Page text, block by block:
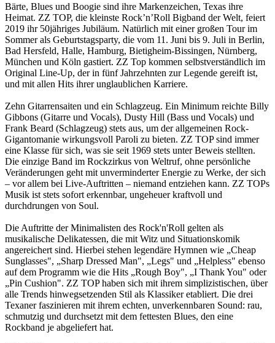
Bärte, Blues und Boogie sind ihre Markenzeichen, Texas ihre
Heimat. ZZ TOP, die kleinste Rock’n’Roll Bigband der Welt, feiert
2019 ihr 50jähriges Jubiläum. Natürlich mit einer großen Tour im
Sommer als Geburtstagsparty, die vom 11. Juni bis 9. Juli in Berlin,
Bad Hersfeld, Halle, Hamburg, Bietigheim-Bissingen, Nürnberg,
München und Köln gastiert. ZZ Top kommen selbstverständlich im
Original Line-Up, der in fünf Jahrzehnten zur Legende gereift ist,
und mit allen Hits ihrer unglaublichen Karriere.
Zehn Gitarrensaiten und ein Schlagzeug. Ein Minimum reichte Billy
Gibbons (Gitarre und Vocals), Dusty Hill (Bass und Vocals) und
Frank Beard (Schlagzeug) stets aus, um der allgemeinen Rock-
Gigantomanie wirkungsvoll Paroli zu bieten. ZZ TOP sind immer
eine Klasse für sich, was sie seit 1969 stets unter Beweis stellten.
Die einzige Band im Rockzirkus von Weltruf, ohne persönliche
Veränderungen geht mit unverminderter Energie zu Werke, der sich
– vor allem bei Live-Auftritten – niemand entziehen kann. ZZ TOPs
Musik ist stets sofort erkennbar, ungeheuer kraftvoll und
durchdrungen von Soul.
Die Auftritte der Minimalisten des Rock'n'Roll gelten als
musikalische Delikatessen, die mit Witz und Situationskomik
angereichert sind. Hierbei stehen legendäre Hymnen wie „Cheap
Sunglasses", „Sharp Dressed Man", „Legs" und „Helpless" ebenso
auf dem Programm wie die Hits „Rough Boy", „I Thank You" oder
„Pin Cushion". ZZ TOP haben sich mit ihrem simplizistischen, über
alle Trends hinwegsetzenden Stil als Klassiker etabliert. Die drei
Texaner faszinieren mit ihrem echten, unverkennbaren Sound: rau,
schmutzig und durchsetzt mit dem fettesten Blues, den eine
Rockband je abgeliefert hat.